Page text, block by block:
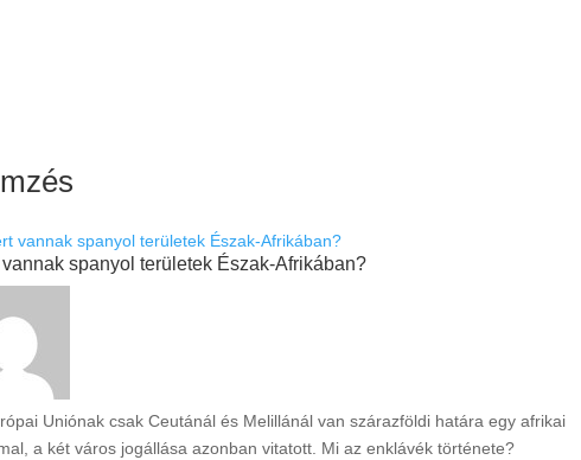
spanyol területek Észak-Afrikában?
Uniónak csak Ceutánál és Melillánál van szárazföldi határa egy afrikai
a két város jogállása azonban vitatott. Mi az enklávék története?